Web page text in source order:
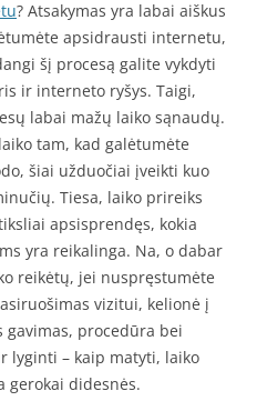
? Atsakymas yra labai aiškus
apsidrausti internetu,
šį procesą galite vykdyti
ir interneto ryšys. Taigi,
labai mažų laiko sąnaudų.
tam, kad galėtumėte
šiai užduočiai įveikti kuo
Tiesa, laiko prireiks
apsisprendęs, kokia
yra reikalinga. Na, o dabar
reikėtų, jei nuspręstumėte
vizitui, kelionė į
procedūra bei
lyginti – kaip matyti, laiko
gerokai didesnės.